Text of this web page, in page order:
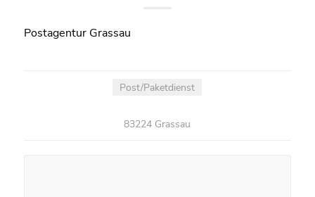
Postagentur Grassau
Post/Paketdienst
83224 Grassau